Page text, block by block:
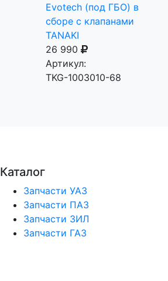
Evotech (под ГБО) в
сборе с клапанами
TANAKI
26 990
Артикул:
TKG-1003010-68
Каталог
Запчасти УАЗ
Запчасти ПАЗ
Запчасти ЗИЛ
Запчасти ГАЗ